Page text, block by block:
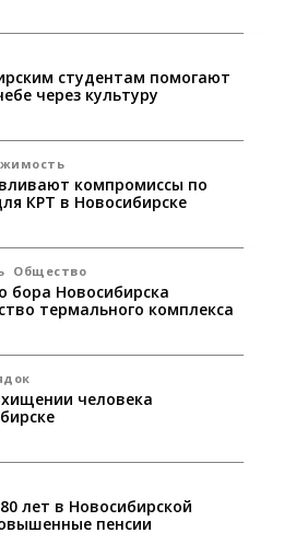
студентам помогают
через культуру
компромиссы по
КРТ в Новосибирске
Общество
бора Новосибирска
термального комплекса
человека
лет в Новосибирской
пенсии